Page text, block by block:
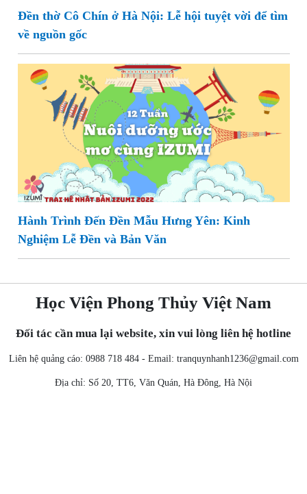
Đền thờ Cô Chín ở Hà Nội: Lễ hội tuyệt vời để tìm
về nguồn gốc
Hành Trình Đến Đền Mẫu Hưng Yên: Kinh
Nghiệm Lễ Đền và Bản Văn
Học Viện Phong Thủy Việt Nam
Đối tác cần mua lại website, xin vui lòng liên hệ hotline
Liên hệ quảng cáo: 0988 718 484 - Email: tranquynhanh1236@gmail.com
Địa chỉ: Số 20, TT6, Văn Quán, Hà Đông, Hà Nội